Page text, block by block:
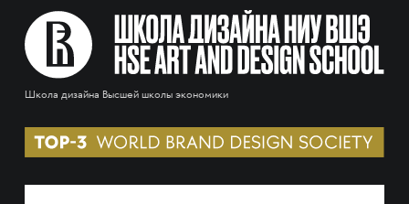
Школа дизайна Высшей школы экономики